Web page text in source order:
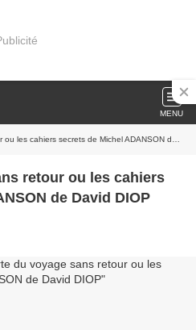
MENU
cahiers secrets de Michel ADANSON de David DIOP
retour ou les cahiers
de David DIOP